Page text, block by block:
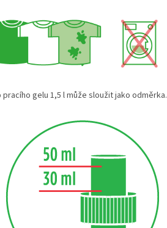
pracího gelu 1,5 l může sloužit jako odměrka.